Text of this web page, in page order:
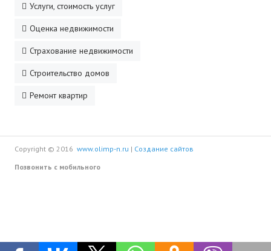
Услуги, стоимость услуг
Оценка недвижимости
Страхование недвижимости
Строительство домов
Ремонт квартир
Copyright © 2016 www.olimp-n.ru | Создание сайтов
Позвонить с мобильного